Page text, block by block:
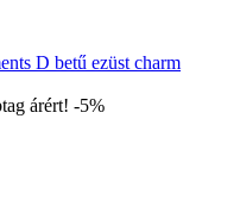
D betű ezüst charm
árért! -5%